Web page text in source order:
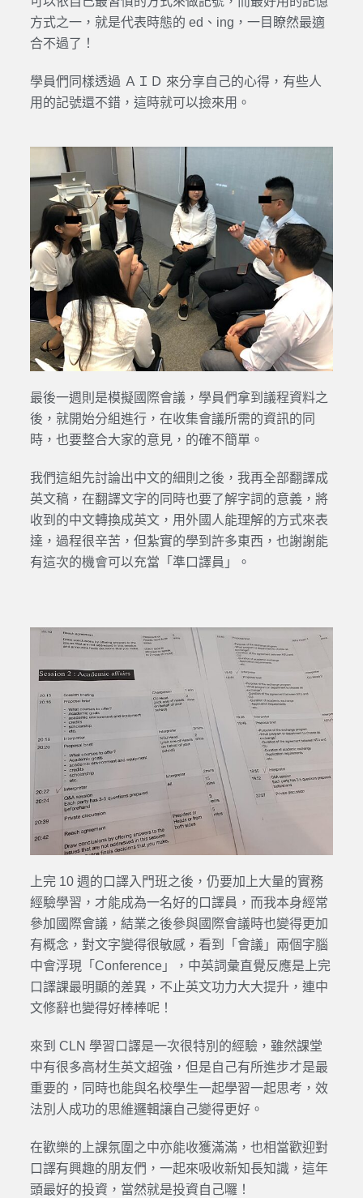
方式之一，就是代表時態的 ed、ing，一目瞭然最適
合不過了！
學員們同樣透過 ＡＩＤ 來分享自己的心得，有些人
用的記號還不錯，這時就可以撿來用。
最後一週則是模擬國際會議，學員們拿到議程資料之
後，就開始分組進行，在收集會議所需的資訊的同
時，也要整合大家的意見，的確不簡單。
我們這組先討論出中文的細則之後，我再全部翻譯成
英文稿，在翻譯文字的同時也要了解字詞的意義，將
收到的中文轉換成英文，用外國人能理解的方式來表
達，過程很辛苦，但紮實的學到許多東西，也謝謝能
有這次的機會可以充當「準口譯員」。
上完 10 週的口譯入門班之後，仍要加上大量的實務
經驗學習，才能成為一名好的口譯員，而我本身經常
參加國際會議，結業之後參與國際會議時也變得更加
有概念，對文字變得很敏感，看到「會議」兩個字腦
中會浮現「Conference」，中英詞彙直覺反應是上完
口譯課最明顯的差異，不止英文功力大大提升，連中
文修辭也變得好棒棒呢！
來到 CLN 學習口譯是一次很特別的經驗，雖然課堂
中有很多高材生英文超強，但是自己有所進步才是最
重要的，同時也能與名校學生一起學習一起思考，效
法別人成功的思維邏輯讓自己變得更好。
在歡樂的上課氛圍之中亦能收獲滿滿，也相當歡迎對
口譯有興趣的朋友們，一起來吸收新知長知識，這年
頭最好的投資，當然就是投資自己囉！